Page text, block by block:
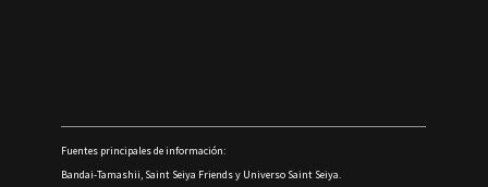
Fuentes principales de información:
Bandai-Tamashii, Saint Seiya Friends y Universo Saint Seiya.